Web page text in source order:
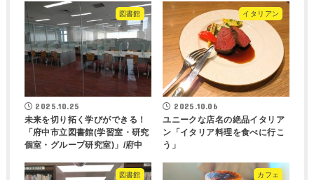
図書館
2025.10.25
未来を切り拓く学びができる！
「府中市立図書館(学習室・研究
個室・グループ研究室)」/府中
イタリアン
2025.10.06
ユニークな店名の絶品イタリア
ン「イタリア料理を食べに行こ
う」
図書館 カフェ